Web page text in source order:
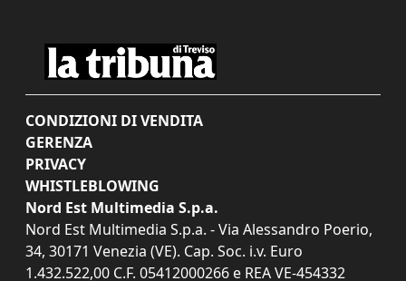
CONDIZIONI DI VENDITA
GERENZA
PRIVACY
WHISTLEBLOWING
Nord Est Multimedia S.p.a.
Nord Est Multimedia S.p.a. - Via Alessandro Poerio,
34, 30171 Venezia (VE). Cap. Soc. i.v. Euro
1.432.522,00 C.F. 05412000266 e REA VE-454332